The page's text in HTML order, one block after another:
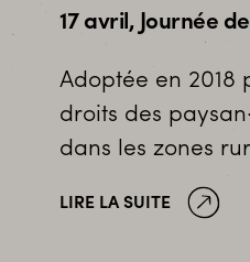
17 avril, Journée
Adoptée en 2018
droits des
dans les zones
LIRE LA SUITE